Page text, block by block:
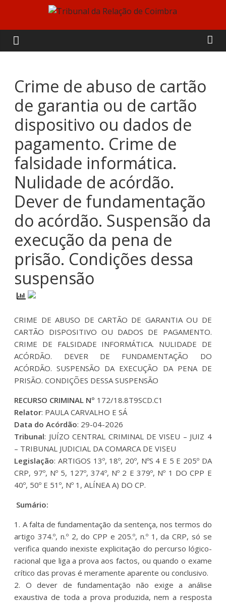
content
Tribunal
da
Relação
de
Coimbra
Crime de abuso de cartão
de garantia ou de cartão
dispositivo ou dados de
pagamento. Crime de
falsidade informática.
Nulidade de acórdão.
Dever de fundamentação
do acórdão. Suspensão da
execução da pena de
prisão. Condições dessa
suspensão
CRIME DE ABUSO DE CARTÃO DE GARANTIA OU DE
CARTÃO DISPOSITIVO OU DADOS DE PAGAMENTO.
CRIME DE FALSIDADE INFORMÁTICA. NULIDADE DE
ACÓRDÃO. DEVER DE FUNDAMENTAÇÃO DO
ACÓRDÃO. SUSPENSÃO DA EXECUÇÃO DA PENA DE
PRISÃO. CONDIÇÕES DESSA SUSPENSÃO
RECURSO CRIMINAL Nº 172/18.8T9SCD.C1
Relator: PAULA CARVALHO E SÁ
Data do Acórdão: 29-04-2026
Tribunal: JUÍZO CENTRAL CRIMINAL DE VISEU – JUIZ 4
– TRIBUNAL JUDICIAL DA COMARCA DE VISEU
Legislação: ARTIGOS 13º, 18º, 20º, NºS 4 E 5 E 205º DA
CRP, 97º, Nº 5, 127º, 374º, Nº 2 E 379º, Nº 1 DO CPP E
40º, 50º E 51º, Nº 1, ALÍNEA A) DO CP.
Sumário:
1. A falta de fundamentação da sentença, nos termos do
artigo 374.º, n.º 2, do CPP e 205.º, n.º 1, da CRP, só se
verifica quando inexiste explicitação do percurso lógico-
racional que liga a prova aos factos, ou quando o exame
crítico das provas é meramente aparente ou conclusivo.
2. O dever de fundamentação não exige a análise
exaustiva de toda a prova produzida, nem a resposta